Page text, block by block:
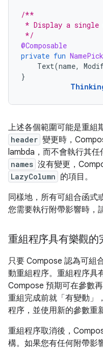
/**
* Display a single
*/
@Composable
private fun
Text(name,
}
上述各個範圍可能是重組
header 變更時，
lambda，而不會執行其任
names 沒有變更，
LazyColumn 的項目。
同樣地，所有可組合函式
您需要執行附帶影響時，
重組程序具有樂觀的
只要 Compose 認為可組
動重組程序。重組程序具
Compose 預期可在參數
重組完成前就「有變動」
程序，並使用新的參數重
重組程序取消後，
構。如果您有任何附帶影